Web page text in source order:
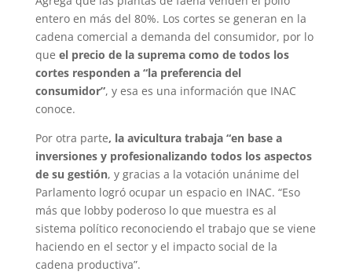
entero en más del 80%. Los cortes se generan en la
cadena comercial a demanda del consumidor, por lo
que el precio de la suprema como de todos los
cortes responden a “la preferencia del
consumidor”, y esa es una información que INAC
conoce.
Por otra parte, la avicultura trabaja “en base a
inversiones y profesionalizando todos los aspectos
de su gestión, y gracias a la votación unánime del
Parlamento logró ocupar un espacio en INAC. “Eso
más que lobby poderoso lo que muestra es al
sistema político reconociendo el trabajo que se viene
haciendo en el sector y el impacto social de la
cadena productiva”.